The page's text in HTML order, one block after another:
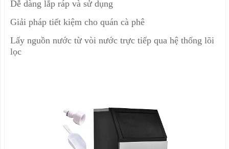
Dễ dàng lắp ráp và sử dụng
Giải pháp tiết kiệm cho quán cà phê
Lấy nguồn nước từ vòi nước trực tiếp qua hệ thống lõi
lọc